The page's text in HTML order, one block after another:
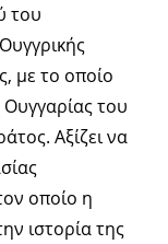
του
με το οποίο
Ουγγαρίας του
Αξίζει να
οποίο η
ιστορία της